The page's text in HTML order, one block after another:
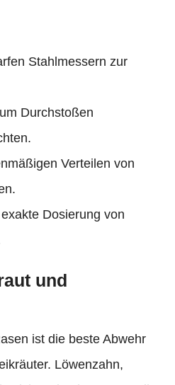
Stahlmessern zur
Durchstoßen
Verteilen von
Dosierung von
und
ist die beste Abwehr
Löwenzahn,